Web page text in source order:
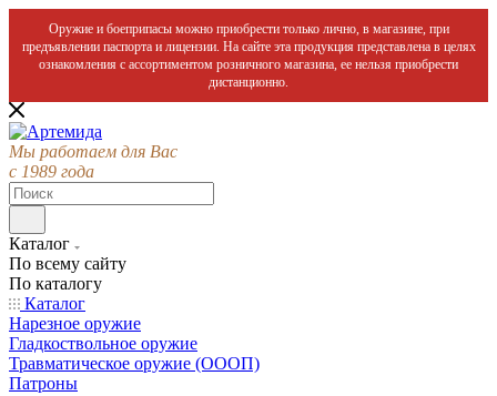
Оружие и боеприпасы можно приобрести только лично, в магазине, при
предъявлении паспорта и лицензии. На сайте эта продукция представлена в целях
ознакомления с ассортиментом розничного магазина, ее нельзя приобрести
дистанционно.
Мы работаем для Вас
с 1989 года
Каталог
По всему сайту
По каталогу
Каталог
Нарезное оружие
Гладкоствольное оружие
Травматическое оружие (ОООП)
Патроны